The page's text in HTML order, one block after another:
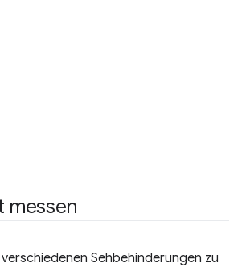
messen
Sehbehinderungen zu